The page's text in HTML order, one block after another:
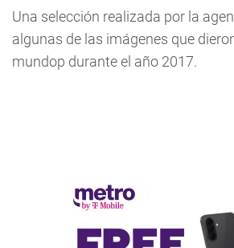
Una selección realizada por la
algunas de las imágenes que
mundop durante el año 2017.